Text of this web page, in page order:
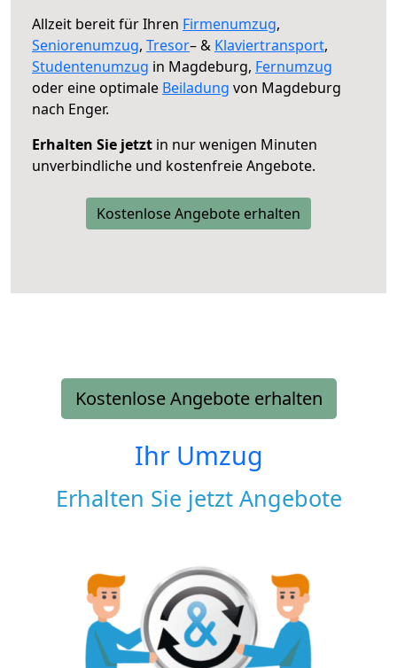
Allzeit bereit für Ihren Firmenumzug,
Seniorenumzug, Tresor– & Klaviertransport,
Studentenumzug in Magdeburg, Fernumzug
oder eine optimale Beiladung von Magdeburg
nach Enger.
Erhalten Sie jetzt in nur wenigen Minuten
unverbindliche und kostenfreie Angebote.
Kostenlose Angebote erhalten
Kostenlose Angebote erhalten
Ihr Umzug
Erhalten Sie jetzt Angebote